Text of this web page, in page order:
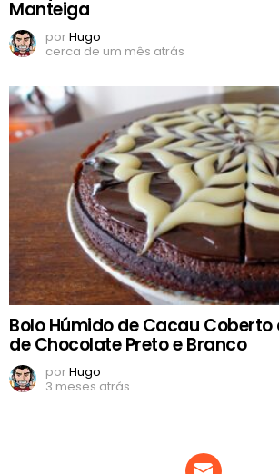
Manteiga
porHugo
cerca de um mês atrás
Bolo Húmido de Cacau Coberto
de Chocolate Preto e Branco
porHugo
3 meses atrás